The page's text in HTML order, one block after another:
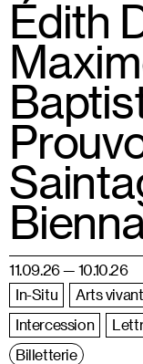
Édith
11.09.26 — 10.10.26
In-Situ
Arts
Intercession
Billetterie